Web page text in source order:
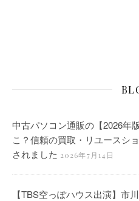
中古パソコン通販の【2026年
こ？信頼の買取・リユースシ
されました 2026年7月14日
【TBS空っぽハウス出演】市